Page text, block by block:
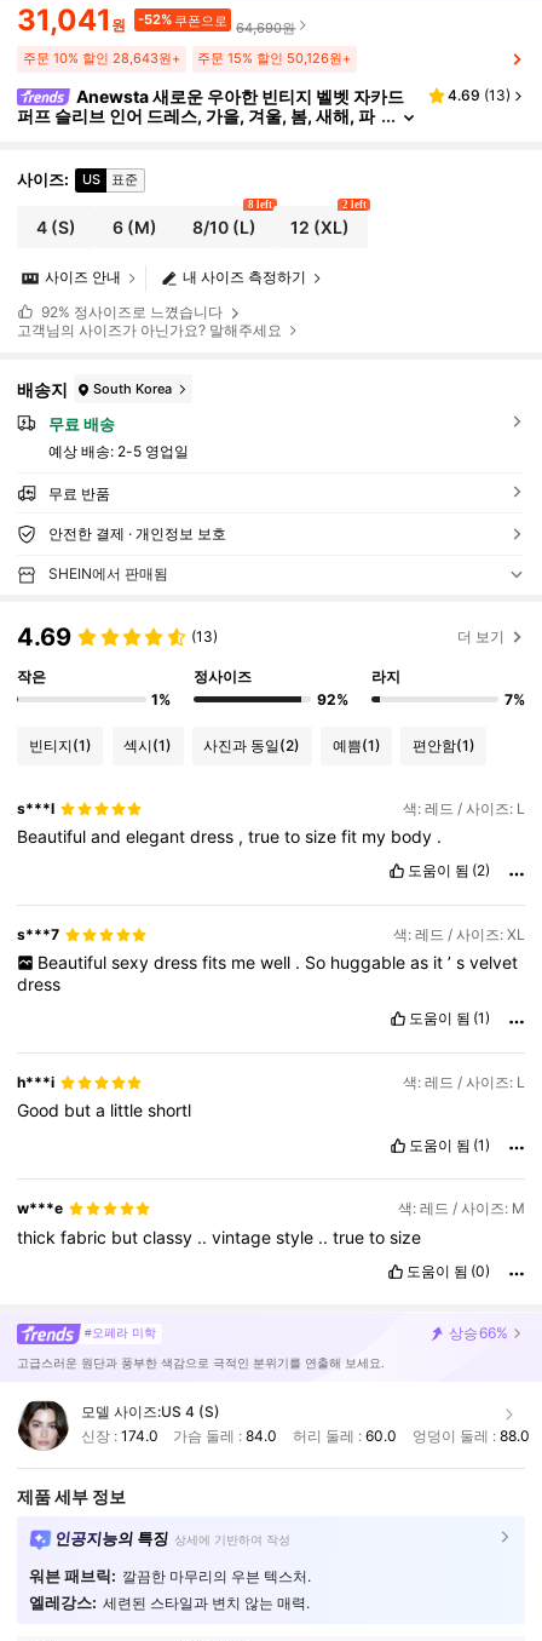
31,041 원 -52%쿠폰으로
64,690원
주문 10% 할인 28,643원+
주문 15% 할인 50,126원+
Anewsta 새로운 우아한 빈티지 벨벳 자카드
퍼프 슬리브 인어 드레스, 가을, 겨울, 봄, 새해, 파
4.69 (13)
사이즈: US 표준
4 (S) 6 (M) 8/10(L)
8 left
12 (XL)
2 left
내 사이즈 측정하기
사이즈 안내
92% 정사이즈로 느꼈습니다
고객님의 사이즈가 아닌가요? 말해주세요
배송지 South Korea
무료 배송
예상 배송: 2-5 영업일
무료 반품
안전한 결제 · 개인정보 보호
SHEIN에서 판매됨
4.69 (13) 더 보기
작은
1%
정사이즈
92%
라지
7%
빈티지(1) 섹시(1) 사진과 동일(2) 예쁨(1) 편안함(1)
s***l 색: 레드 / 사이즈: L
Beautifulandelegantdress ,truetosizefit my body .
도움이 됨 (2)
s***7 색: 레드 / 사이즈: XL
Beautiful sexy dress fits me well . So huggable as it ’ s velvet
dress
도움이 됨 (1)
h***i 색: 레드 / 사이즈: L
Good buta littleshortl
도움이 됨 (1)
w***e 색: 레드 / 사이즈: M
thickfabric butclassy ..vintagestyle ..truetosize
도움이 됨 (0)
#오페라 미학 상승66%
고급스러운 원단과 풍부한 색감으로 극적인 분위기를 연출해 보세요.
모델 사이즈:US 4 (S)
신장 : 174.0 가슴 둘레 :84.0 허리 둘레 : 60.0 엉덩이 둘레 : 88.0
제품 세부 정보
인공지능의 특징 상세에 기반하여 작성
워븐 패브릭: 깔끔한 마무리의 우븐 텍스처.
엘레강스: 세련된 스타일과 변치 않는 매력.